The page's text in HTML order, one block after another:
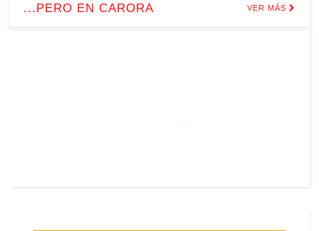
...PERO EN CARORA VER MÁS